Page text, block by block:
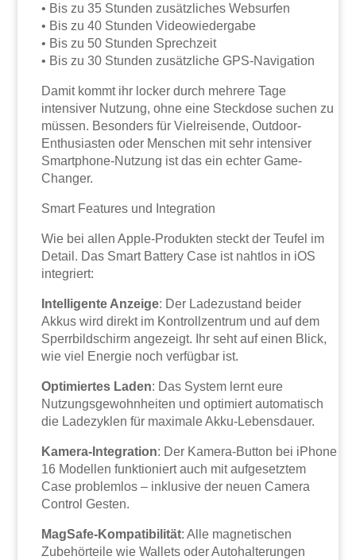
• Bis zu 35 Stunden zusätzliches Websurfen
• Bis zu 40 Stunden Videowiedergabe
• Bis zu 50 Stunden Sprechzeit
• Bis zu 30 Stunden zusätzliche GPS-Navigation
Damit kommt ihr locker durch mehrere Tage
intensiver Nutzung, ohne eine Steckdose suchen zu
müssen. Besonders für Vielreisende, Outdoor-
Enthusiasten oder Menschen mit sehr intensiver
Smartphone-Nutzung ist das ein echter Game-
Changer.
Smart Features und Integration
Wie bei allen Apple-Produkten steckt der Teufel im
Detail. Das Smart Battery Case ist nahtlos in iOS
integriert:
Intelligente Anzeige: Der Ladezustand beider
Akkus wird direkt im Kontrollzentrum und auf dem
Sperrbildschirm angezeigt. Ihr seht auf einen Blick,
wie viel Energie noch verfügbar ist.
Optimiertes Laden: Das System lernt eure
Nutzungsgewohnheiten und optimiert automatisch
die Ladezyklen für maximale Akku-Lebensdauer.
Kamera-Integration: Der Kamera-Button bei iPhone
16 Modellen funktioniert auch mit aufgesetztem
Case problemlos – inklusive der neuen Camera
Control Gesten.
MagSafe-Kompatibilität: Alle magnetischen
Zubehörteile wie Wallets oder Autohalterungen